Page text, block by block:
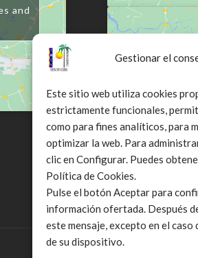
Gestionar el
Este sitio web utiliza cookies
estrictamente funcionales,
como para fines analíticos, para
optimizar la web. Para
clic en Configurar. Puedes
Política de Cookies.
Pulse el botón Aceptar para
información ofertada. Después
este mensaje, excepto en el
de su dispositivo.
and
Click to